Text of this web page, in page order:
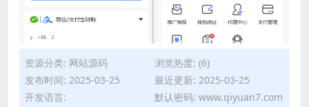
资源分类: 网站源码
浏览热度: (6)
发布时间: 2025-03-25
最近更新: 2025-03-25
开发语言:
默认密码: www.qiyuan7.com